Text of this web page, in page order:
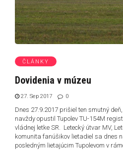
ČLÁNKY
Dovidenia v múzeu
27. Sep 2017 0
Dnes 27.9.2017 prišiel ten smutný
navždy opustil Tupolev TU-154M
vládnej letke SR. Letecký útvar MV,
komunita fanúšikov lietadiel sa dnes
posledným lietajúcim Tupolevom v